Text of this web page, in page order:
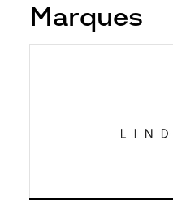
Marques